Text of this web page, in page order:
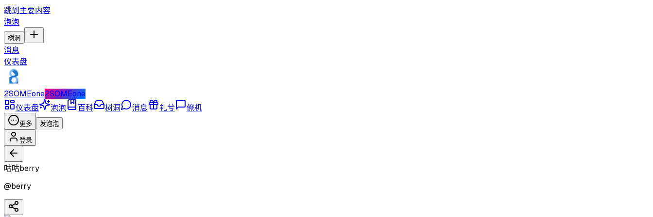
跳到主要内容
泡泡
树洞
消息
仪表盘
2SOMEone2SOMEone
仪表盘
泡泡 百科 树洞 消息 礼兮 僚机
更多 发泡泡
登录
咕咕berry
@berry